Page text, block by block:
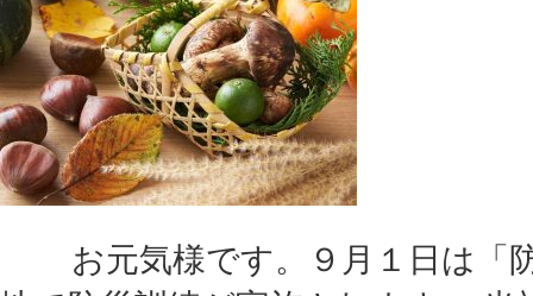
お元気様です。９月１日は「